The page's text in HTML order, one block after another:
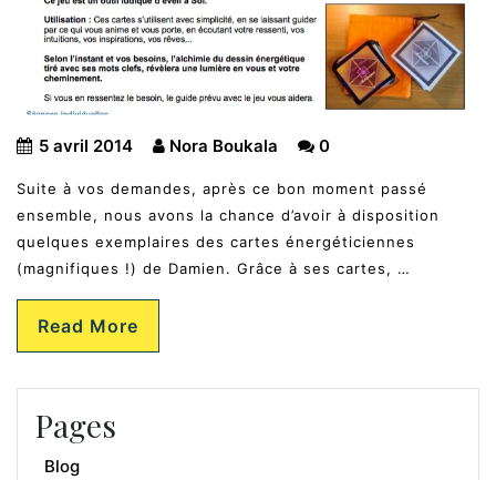
5 avril 2014 Nora Boukala 0
Suite à vos demandes, après ce bon moment passé
ensemble, nous avons la chance d’avoir à disposition
quelques exemplaires des cartes énergéticiennes
(magnifiques !) de Damien. Grâce à ses cartes, …
Read More
Pages
Blog